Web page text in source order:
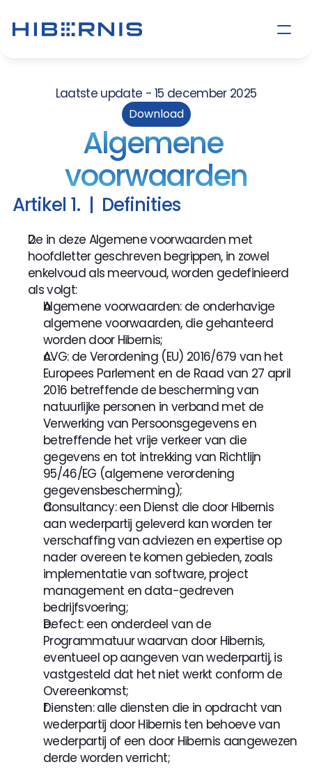
Laatste update - 15 december 2025
Download
Algemene
voorwaarden
Artikel 1.  |  Definities
De in deze Algemene voorwaarden met
hoofdletter geschreven begrippen, in zowel
enkelvoud als meervoud, worden gedefinieerd
als volgt:
Algemene voorwaarden: de onderhavige
algemene voorwaarden, die gehanteerd
worden door Hibernis;
AVG: de Verordening (EU) 2016/679 van het
Europees Parlement en de Raad van 27 april
2016 betreffende de bescherming van
natuurlijke personen in verband met de
Verwerking van Persoonsgegevens en
betreffende het vrije verkeer van die
gegevens en tot intrekking van Richtlijn
95/46/EG (algemene verordening
gegevensbescherming);
Consultancy: een Dienst die door Hibernis
aan wederpartij geleverd kan worden ter
verschaffing van adviezen en expertise op
nader overeen te komen gebieden, zoals
implementatie van software, project
management en data-gedreven
bedrijfsvoering;
Defect: een onderdeel van de
Programmatuur waarvan door Hibernis,
eventueel op aangeven van wederpartij, is
vastgesteld dat het niet werkt conform de
Overeenkomst;
Diensten: alle diensten die in opdracht van
wederpartij door Hibernis ten behoeve van
wederpartij of een door Hibernis aangewezen
derde worden verricht;